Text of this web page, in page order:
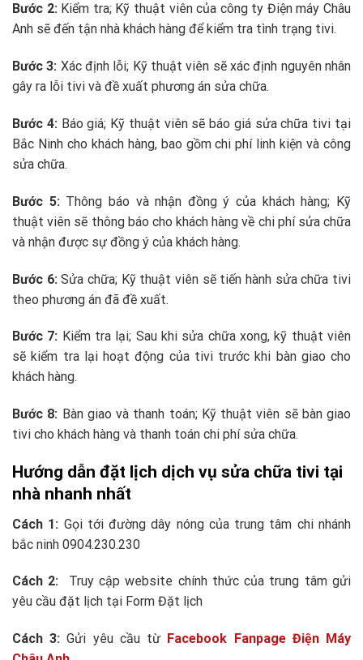
Bước 2:Kiểm tra; Kỹ thuật viên của công ty Điện máy Châu
Anh sẽ đến tận nhà khách hàng để kiểm tra tình trạng tivi.
Bước 3: Xác định lỗi; Kỹ thuật viên sẽ xác định nguyên nhân
gây ra lỗi tivi và đề xuất phương án sửa chữa.
Bước 4:Báo giá; Kỹ thuật viên sẽ báo giá sửa chữa tivi tại
Bắc Ninh cho khách hàng, bao gồm chi phí linh kiện và công
sửa chữa.
Bước 5:Thông báo và nhận đồng ý của khách hàng; Kỹ
thuật viên sẽ thông báo cho khách hàng về chi phí sửa chữa
và nhận được sự đồng ý của khách hàng.
Bước 6: Sửa chữa; Kỹ thuật viên sẽ tiến hành sửa chữa tivi
theo phương án đã đề xuất.
Bước 7: Kiểm tra lại; Sau khi sửa chữa xong, kỹ thuật viên
sẽ kiểm tra lại hoạt động của tivi trước khi bàn giao cho
khách hàng.
Bước 8: Bàn giao và thanh toán; Kỹ thuật viên sẽ bàn giao
tivi cho khách hàng và thanh toán chi phí sửa chữa.
Hướng dẫn đặt lịch dịch vụ sửa chữa tivi tại
nhà nhanh nhất
Cách 1: Gọi tới đường dây nóng của trung tâm chi nhánh
bắc ninh 0904.230.230
Cách 2: Truy cập website chính thức của trung tâm gửi
yêu cầu đặt lịch tại Form Đặt lịch
Cách 3: Gửi yêu cầu từ Facebook Fanpage Điện Máy